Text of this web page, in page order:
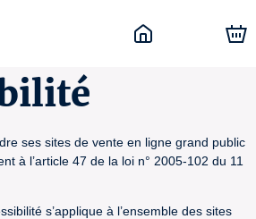
ses sites de vente en ligne grand public
à l’article 47 de la loi n° 2005-102 du 11
s’applique à l’ensemble des sites